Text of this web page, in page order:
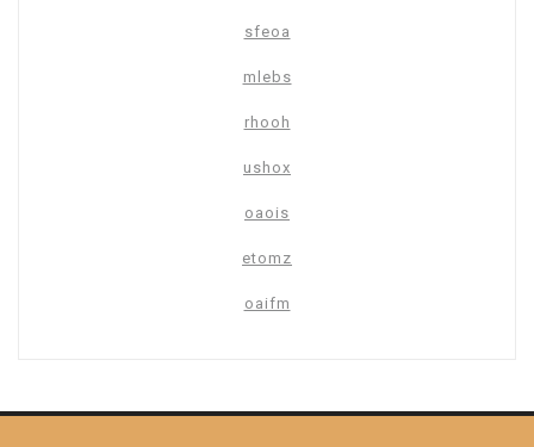
sfeoa
mlebs
rhooh
ushox
oaois
etomz
oaifm